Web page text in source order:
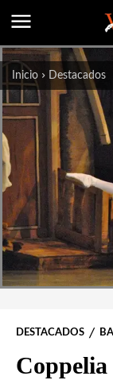
Inicio Destacados
DESTACADOS